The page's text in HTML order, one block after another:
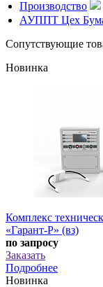
Производство
АУППТ Цех
Сопутствующие
Новинка
Комплекс
«Гарант-Р» (вз)
по запросу
Заказать
Подробнее
Новинка